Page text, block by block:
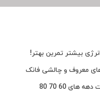
بیشتر تمرین بهتر!
معروف و چالشی فانک
60 70 80